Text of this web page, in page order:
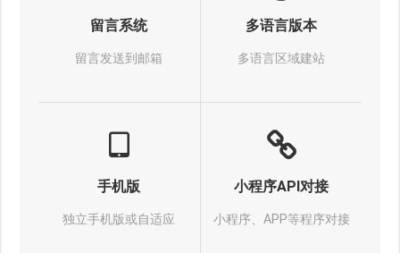
留言系统
留言发送到邮箱
多语言版本
多语言区域建站
手机版
独立手机版或自适应
小程序API对接
小程序、APP等程序对接